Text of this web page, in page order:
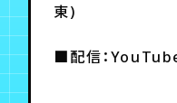
東)
■配信：